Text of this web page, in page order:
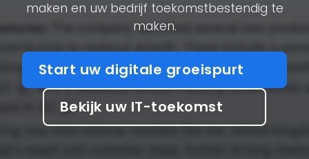
maken en uw bedrijf toekomstbestendig te
maken.
Start uw digitale groeispurt
Bekijk uw IT-toekomst